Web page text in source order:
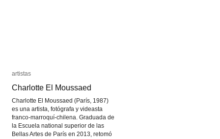
artistas
Charlotte El Moussaed
Charlotte El Moussaed (París, 1987)
es una artista, fotógrafa y videasta
franco-marroquí-chilena. Graduada de
la Escuela national superior de las
Bellas Artes de París en 2013, retomó
artistas
Charlotte El Moussaed